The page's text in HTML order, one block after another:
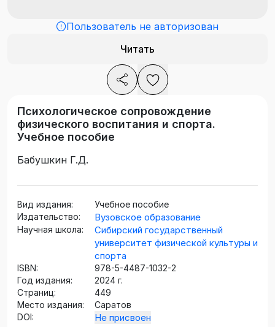
Пользователь не авторизован
Читать
Психологическое сопровождение
физического воспитания и спорта.
Учебное пособие
Бабушкин Г.Д.
Вид издания:
Учебное пособие
Издательство:
Вузовское образование
Научная школа:
Сибирский государственный
университет физической культуры и
спорта
ISBN:
978-5-4487-1032-2
Год издания:
2024 г.
Страниц:
449
Место издания:
Саратов
DOI:
Не присвоен